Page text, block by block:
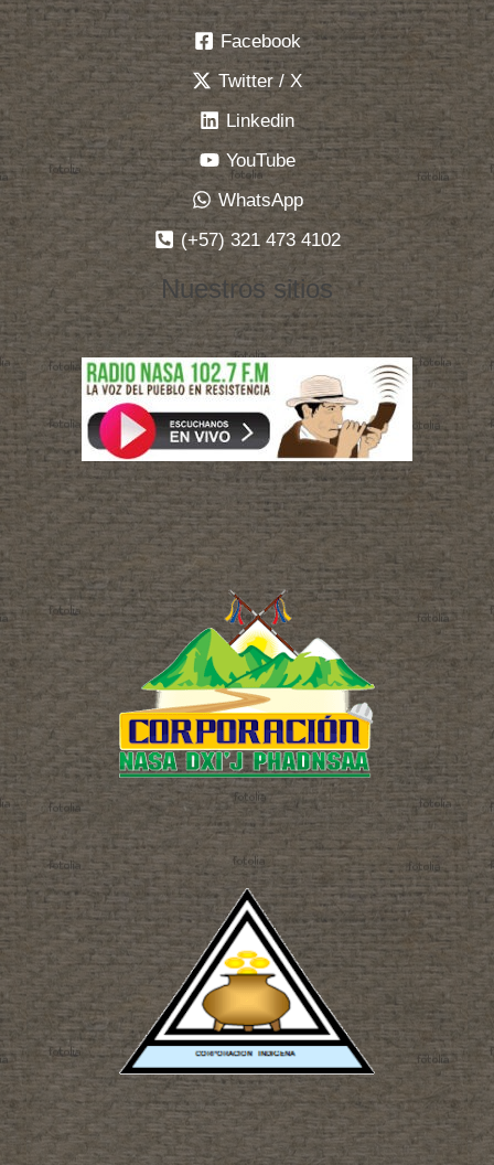
Facebook
Twitter / X
Linkedin
YouTube
WhatsApp
(+57) 321 473 4102
Nuestros sitios